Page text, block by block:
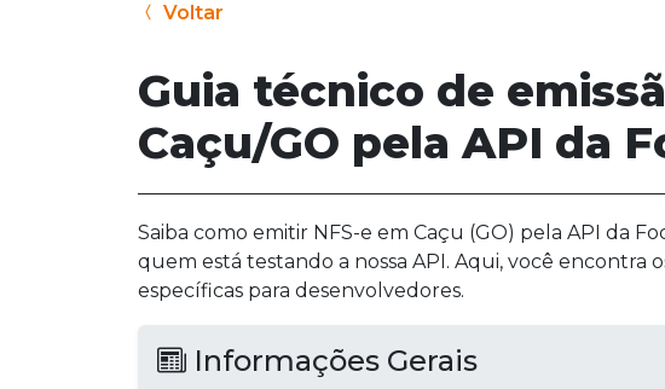
Voltar
Guia técnico de
Caçu/GO pela API da
Saiba como emitir NFS-e em Caçu (GO) pela API da
quem está testando a nossa API. Aqui, você encontra
específicas para desenvolvedores.
Informações Gerais